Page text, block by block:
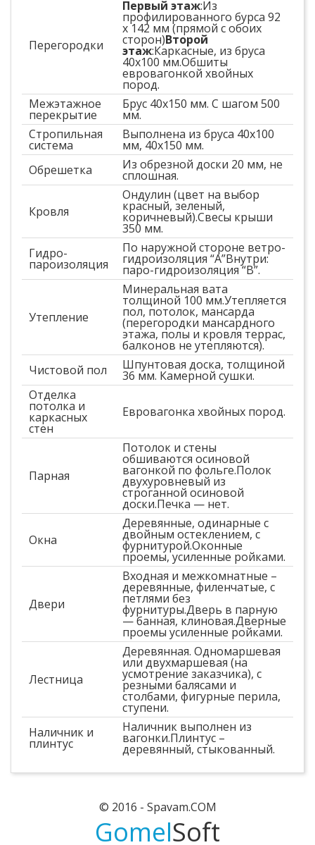
Перегородки
Первый этаж:Из
профилированного бурса 92
х 142 мм (прямой с обоих
сторон)Второй
этаж:Каркасные, из бруса
40х100 мм.Обшиты
евровагонкой хвойных
пород.
Межэтажное
перекрытие
Брус 40х150 мм. С шагом 500
мм.
Стропильная
система
Выполнена из бруса 40х100
мм, 40х150 мм.
Обрешетка
Из обрезной доски 20 мм, не
сплошная.
Кровля
Ондулин (цвет на выбор
красный, зеленый,
коричневый).Свесы крыши
350 мм.
Гидро-
пароизоляция
По наружной стороне ветро-
гидроизоляция “А”Внутри:
паро-гидроизоляция “В”.
Утепление
Минеральная вата
толщиной 100 мм.Утепляется
пол, потолок, мансарда
(перегородки мансардного
этажа, полы и кровля террас,
балконов не утепляются).
Чистовой пол
Шпунтовая доска, толщиной
36 мм. Камерной сушки.
Отделка
потолка и
каркасных
стен
Евровагонка хвойных пород.
Парная
Потолок и стены
обшиваются осиновой
вагонкой по фольге.Полок
двухуровневый из
строганной осиновой
доски.Печка — нет.
Окна
Деревянные, одинарные с
двойным остеклением, с
фурнитурой.Оконные
проемы, усиленные ройками.
Двери
Входная и межкомнатные –
деревянные, филенчатые, с
петлями без
фурнитуры.Дверь в парную
— банная, клиновая.Дверные
проемы усиленные ройками.
Лестница
Деревянная. Одномаршевая
или двухмаршевая (на
усмотрение заказчика), с
резными балясами и
столбами, фигурные перила,
ступени.
Наличник и
плинтус
Наличник выполнен из
вагонки.Плинтус –
деревянный, стыкованный.
© 2016 - Spavam.COM
GomelSoft